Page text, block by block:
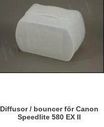
Diffusor / bouncer för Canon
Speedlite 580 EX II